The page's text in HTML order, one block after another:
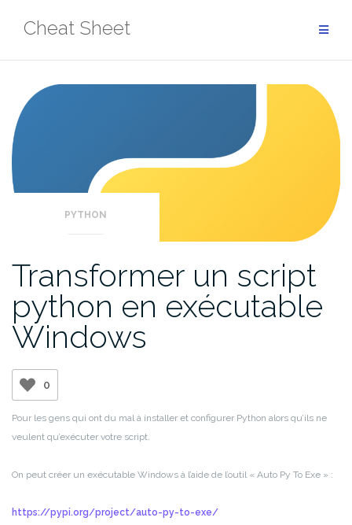
Cheat Sheet
PYTHON
Transformer un script
python en exécutable
Windows
0
Pour les gens qui ont du mal à installer et configurer Python alors qu’ils ne
veulent qu’exécuter votre script.
On peut créer un exécutable Windows à l’aide de l’outil « Auto Py To Exe » :
https://pypi.org/project/auto-py-to-exe/